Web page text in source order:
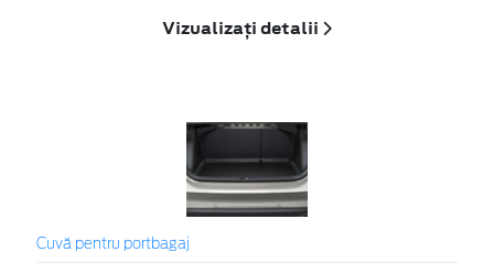
Vizualizați detalii
Cuvă pentru portbagaj